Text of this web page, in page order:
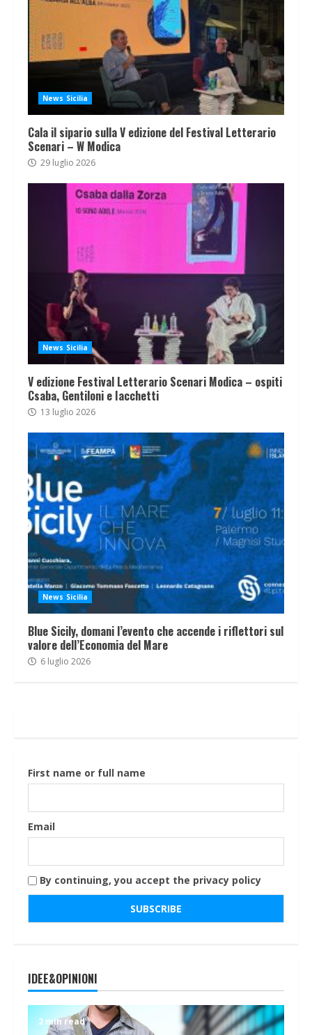
News Sicilia
Cala il sipario sulla V edizione del Festival Letterario
Scenari – W Modica
29 luglio 2026
News Sicilia
V edizione Festival Letterario Scenari Modica – ospiti
Csaba, Gentiloni e Iacchetti
13 luglio 2026
News Sicilia
Blue Sicily, domani l’evento che accende i riflettori sul
valore dell’Economia del Mare
6 luglio 2026
First name or full name
Email
By continuing, you accept the privacy policy
IDEE&OPINIONI
2 min read